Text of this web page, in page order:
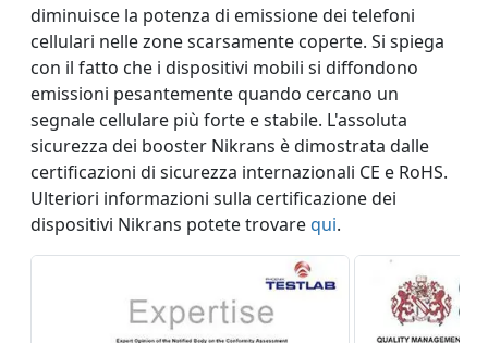
diminuisce la potenza di emissione dei telefoni
cellulari nelle zone scarsamente coperte. Si spiega
con il fatto che i dispositivi mobili si diffondono
emissioni pesantemente quando cercano un
segnale cellulare più forte e stabile. L'assoluta
sicurezza dei booster Nikrans è dimostrata dalle
certificazioni di sicurezza internazionali CE e RoHS.
Ulteriori informazioni sulla certificazione dei
dispositivi Nikrans potete trovarequi.